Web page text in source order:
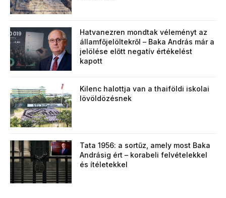
Hatvanezren mondtak véleményt az
államfőjelöltekről – Baka András már a
jelölése előtt negatív értékelést
kapott
Kilenc halottja van a thaiföldi iskolai
lövöldözésnek
Tata 1956: a sortűz, amely most Baka
Andrásig ért – korabeli felvételekkel
és ítéletekkel